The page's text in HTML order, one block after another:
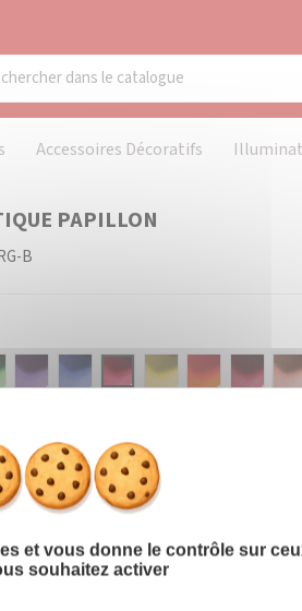
et vous donne le contrôle sur
souhaitez activer
Accessoires Décoratifs
PAPILLON
B
VioletSaphirRougeOr
Orange
Prévenez-moi lorsque le